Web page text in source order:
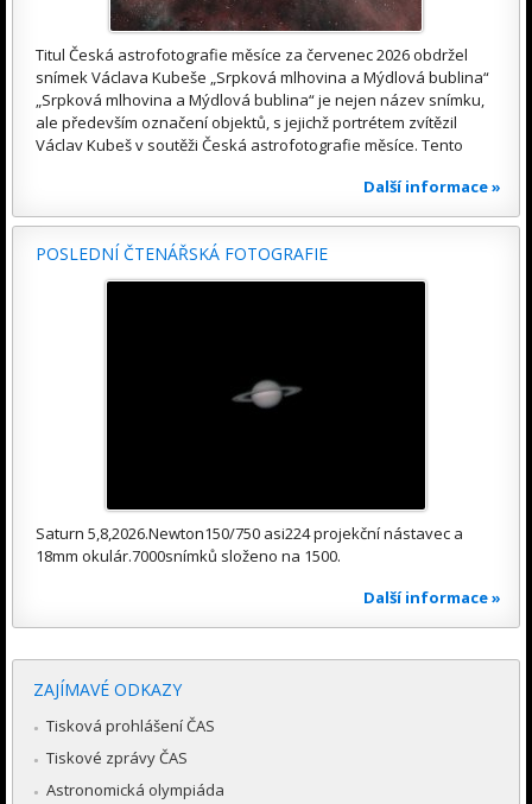
Titul Česká astrofotografie měsíce za červenec 2026 obdržel
snímek Václava Kubeše „Srpková mlhovina a Mýdlová bublina“
„Srpková mlhovina a Mýdlová bublina“ je nejen název snímku,
ale především označení objektů, s jejichž portrétem zvítězil
Václav Kubeš v soutěži Česká astrofotografie měsíce. Tento
Další informace »
POSLEDNÍ ČTENÁŘSKÁ FOTOGRAFIE
Saturn 5,8,2026.Newton150/750 asi224 projekční nástavec a
18mm okulár.7000snímků složeno na 1500.
Další informace »
ZAJÍMAVÉ ODKAZY
Tisková prohlášení ČAS
Tiskové zprávy ČAS
Astronomická olympiáda